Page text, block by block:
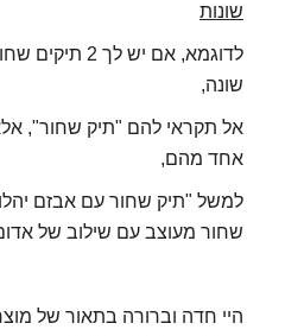
שונות
לדוגמא, אם יש
שונה,
אל תקראי להם "תיק שחור",
אחד מהם,
למשל "תיק שחור עם אבזם
שחור מעוצב עם שילוב של
היי חדה וברורה בתאור של